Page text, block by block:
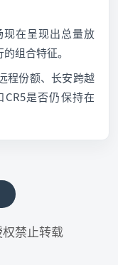
在呈现出总量放
组合特征。
程份额、长安跨越
是否仍保持在
禁止转载